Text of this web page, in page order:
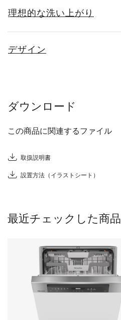
理想的な洗い上がり
デザイン
ダウンロード
この商品に関連するファイル
取扱説明書
設置方法（イラストシート）
最近チェックした商品